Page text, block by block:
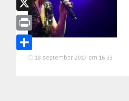
18 september 2017 om 16:33
X
Print
Delen